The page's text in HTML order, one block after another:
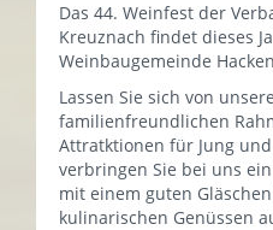
Das 44. Weinfest der
Kreuznach findet dieses
Weinbaugemeinde
Lassen Sie sich von
familienfreundlichen
Attratktionen für Jung
verbringen Sie bei uns
mit einem guten
kulinarischen Genüssen